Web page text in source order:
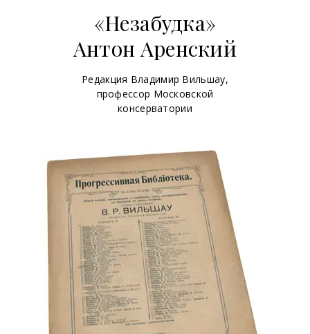
«Незабудка»
Антон Аренский
Редакция Владимир Вильшау,
профессор Московской
консерватории